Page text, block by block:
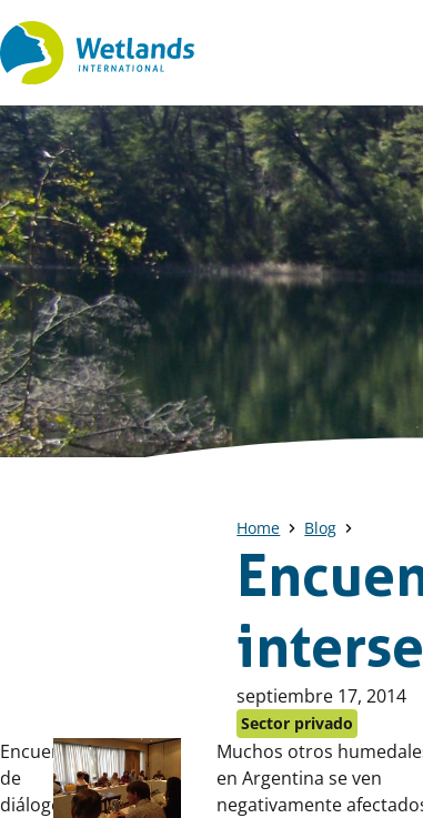
Ir
al
Home Blog
Publicado
en:
septiembre 17, 2014
Sector privado
Encuentro
de
diálogo
Muchos otros
en Argentina se ven
negativamente